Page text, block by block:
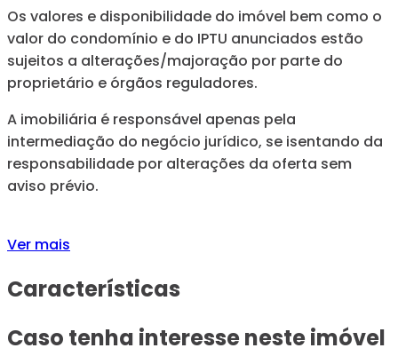
Os valores e disponibilidade do imóvel bem como o
valor do condomínio e do IPTU anunciados estão
sujeitos a alterações/majoração por parte do
proprietário e órgãos reguladores.
A imobiliária é responsável apenas pela
intermediação do negócio jurídico, se isentando da
responsabilidade por alterações da oferta sem
aviso prévio.
Ver mais
Características
Caso tenha interesse neste imóvel